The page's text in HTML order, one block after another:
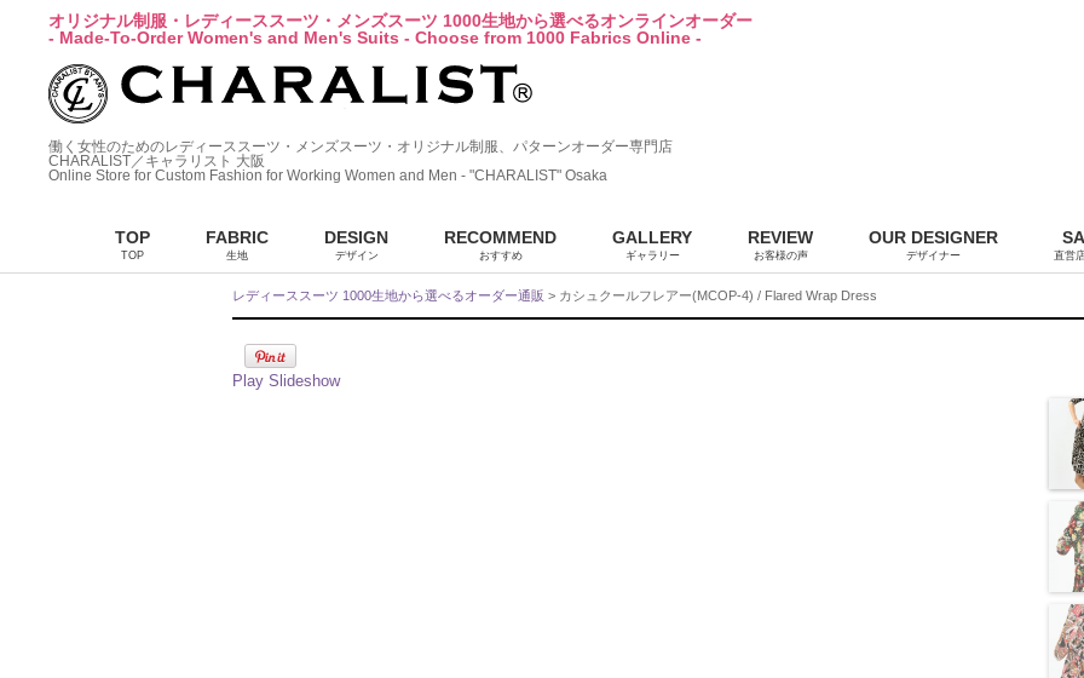
オリジナル制服・レディーススーツ・メンズスーツ 1000生地から選べるオンラインオーダー
- Made-To-Order Women's and Men's Suits - Choose from 1000 Fabrics Online -
働く女性のためのレディーススーツ・メンズスーツ・オリジナル制服、パターンオーダー専門店
CHARALIST／キャラリスト 大阪
Online Store for Custom Fashion for Working Women and Men - "CHARALIST" Osaka
TOP
TOP
FABRIC
生地
DESIGN
デザイン
RECOMMEND
おすすめ
GALLERY
ギャラリー
REVIEW
お客様の声
OUR DESIGNER
デザイナー 直営
レディーススーツ 1000生地から選べるオーダー通販 > カシュクールフレアー(MCOP-4) / Flared Wrap Dress
Play Slideshow